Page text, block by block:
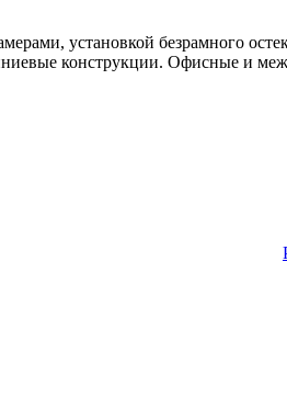
установкой безрамного
конструкции. Офисные и